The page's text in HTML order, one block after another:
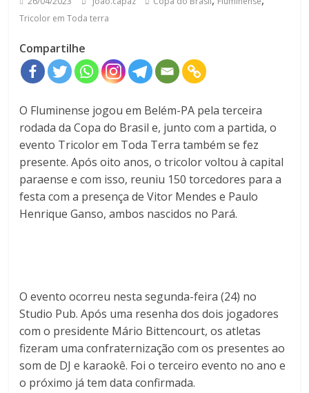
Tricolor em Toda terra
Compartilhe
O Fluminense jogou em Belém-PA pela terceira
rodada da Copa do Brasil e, junto com a partida, o
evento Tricolor em Toda Terra também se fez
presente. Após oito anos, o tricolor voltou à capital
paraense e com isso, reuniu 150 torcedores para a
festa com a presença de Vitor Mendes e Paulo
Henrique Ganso, ambos nascidos no Pará.
O evento ocorreu nesta segunda-feira (24) no
Studio Pub. Após uma resenha dos dois jogadores
com o presidente Mário Bittencourt, os atletas
fizeram uma confraternização com os presentes ao
som de DJ e karaokê. Foi o terceiro evento no ano e
o próximo já tem data confirmada.